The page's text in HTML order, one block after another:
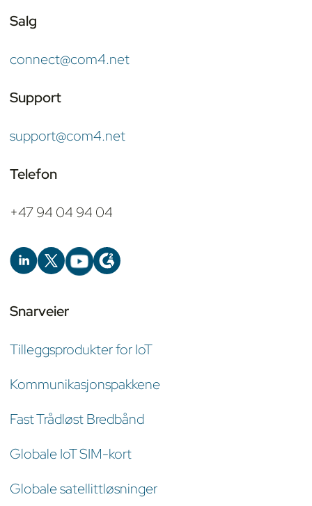
Salg
connect@com4.net
Support
support@com4.net
Telefon
+47 94 04 94 04
Snarveier
Tilleggsprodukter for IoT
Kommunikasjonspakkene
Fast Trådløst Bredbånd
Globale IoT SIM-kort
Globale satellittløsninger